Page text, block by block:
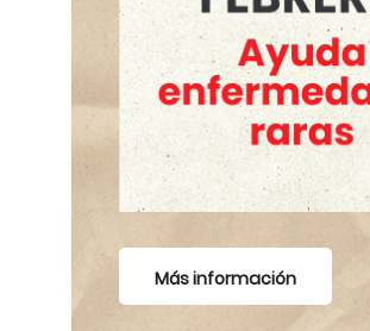
Más información